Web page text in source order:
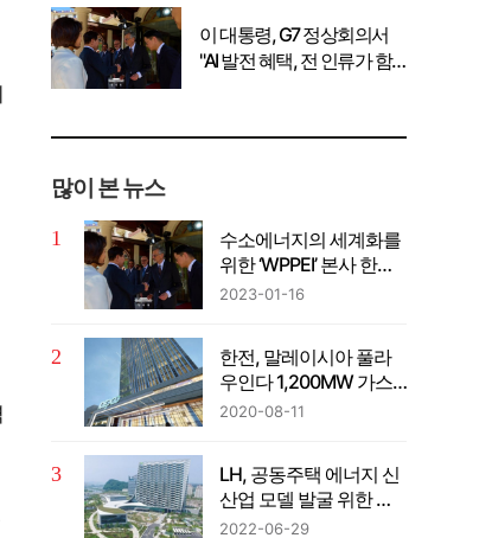
이 대통령, G7 정상회의서
"AI 발전 혜택, 전 인류가 함
많이 본 뉴스
수소에너지의 세계화를
위한 ‘WPPEI’ 본사 한국
설립
2023-01-16
한전, 말레이시아 풀라
우인다 1,200MW 가스
복합발전사업 계약 체결
2020-08-11
LH, 공동주택 에너지 신
산업 모델 발굴 위한 컨
퍼런스 개최
2022-06-29